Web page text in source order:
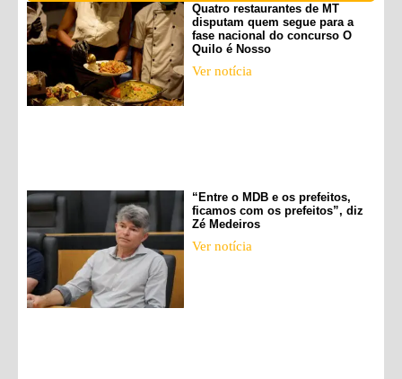
Quatro restaurantes de MT
disputam quem segue para a
fase nacional do concurso O
Quilo é Nosso
Ver notícia
“Entre o MDB e os prefeitos,
ficamos com os prefeitos”, diz
Zé Medeiros
Ver notícia